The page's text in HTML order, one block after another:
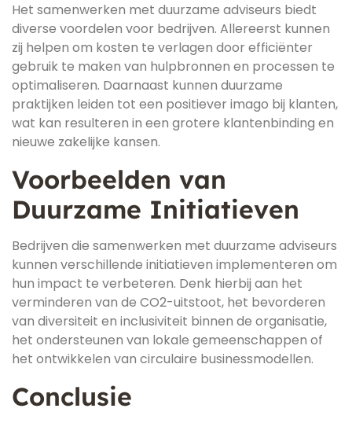
Het samenwerken met duurzame adviseurs biedt
diverse voordelen voor bedrijven. Allereerst kunnen
zij helpen om kosten te verlagen door efficiënter
gebruik te maken van hulpbronnen en processen te
optimaliseren. Daarnaast kunnen duurzame
praktijken leiden tot een positiever imago bij klanten,
wat kan resulteren in een grotere klantenbinding en
nieuwe zakelijke kansen.
Voorbeelden van
Duurzame Initiatieven
Bedrijven die samenwerken met duurzame adviseurs
kunnen verschillende initiatieven implementeren om
hun impact te verbeteren. Denk hierbij aan het
verminderen van de CO2-uitstoot, het bevorderen
van diversiteit en inclusiviteit binnen de organisatie,
het ondersteunen van lokale gemeenschappen of
het ontwikkelen van circulaire businessmodellen.
Conclusie